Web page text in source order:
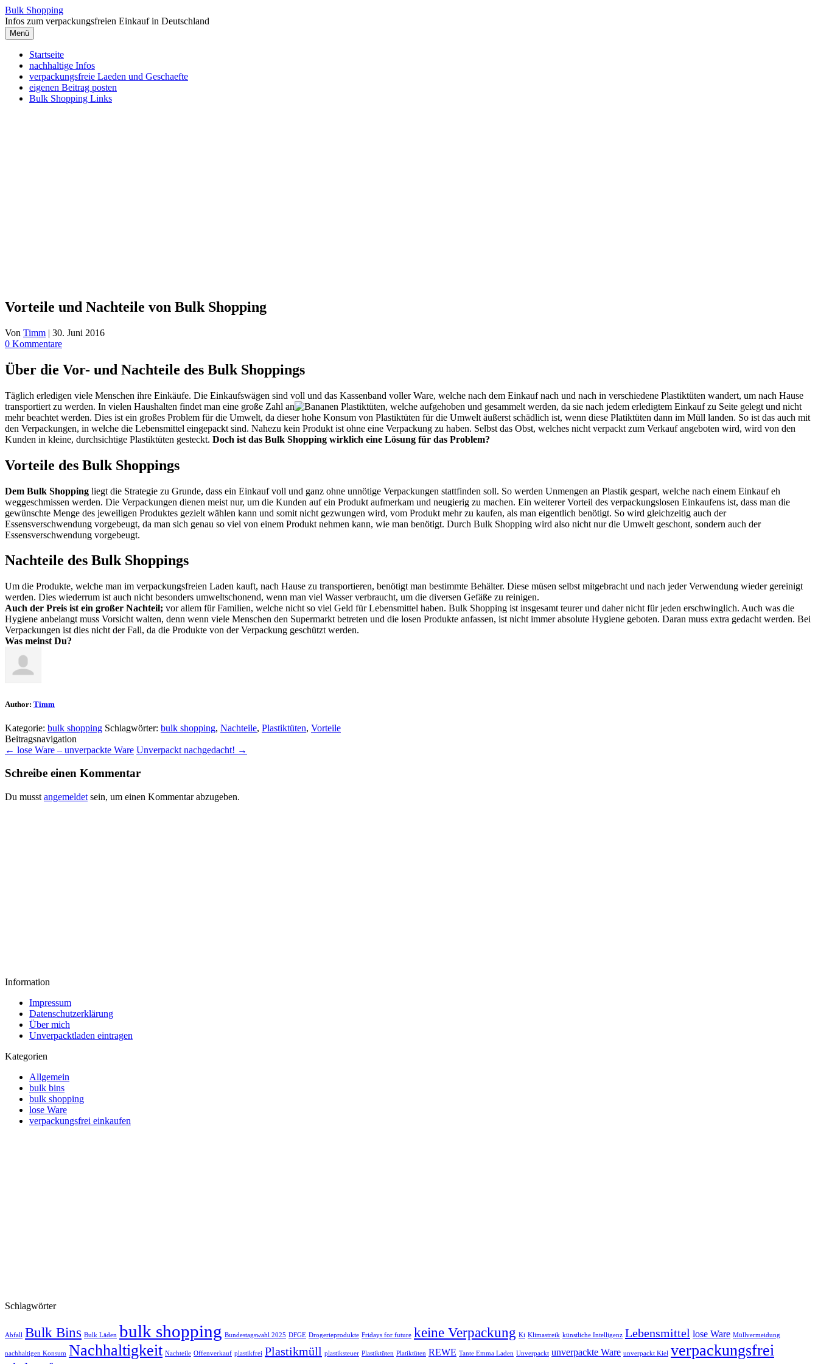
Zum
Inhalt
springen
Bulk Shopping
Infos zum verpackungsfreien Einkauf in Deutschland
Menü
Startseite
nachhaltige Infos
verpackungsfreie Laeden und Geschaefte
eigenen Beitrag posten
Bulk Shopping Links
Vorteile und Nachteile von Bulk Shopping
Von Timm | 30. Juni 2016
0 Kommentare
Über die Vor- und Nachteile des Bulk Shoppings
Täglich erledigen viele Menschen ihre Einkäufe. Die Einkaufswägen sind voll und das Kassenband voller Ware, welche nach dem Einkauf nach und nach in verschiedene Plastiktüten wandert, um nach Hause
transportiert zu werden. In vielen Haushalten findet man eine große Zahl an
Plastiktüten, welche aufgehoben und gesammelt werden, da sie nach jedem erledigtem Einkauf zu Seite gelegt und nicht
mehr beachtet werden. Dies ist ein großes Problem für die Umwelt, da dieser hohe Konsum von Plastiktüten für die Umwelt äußerst schädlich ist, wenn diese Platiktüten dann im Müll landen. So ist das auch mit
den Verpackungen, in welche die Lebensmittel eingepackt sind. Nahezu kein Produkt ist ohne eine Verpackung zu haben. Selbst das Obst, welches nicht verpackt zum Verkauf angeboten wird, wird von den
Kunden in kleine, durchsichtige Plastiktüten gesteckt. Doch ist das Bulk Shopping wirklich eine Lösung für das Problem?
Vorteile des Bulk Shoppings
Dem Bulk Shopping liegt die Strategie zu Grunde, dass ein Einkauf voll und ganz ohne unnötige Verpackungen stattfinden soll. So werden Unmengen an Plastik gespart, welche nach einem Einkauf eh
weggeschmissen werden. Die Verpackungen dienen meist nur, um die Kunden auf ein Produkt aufmerkam und neugierig zu machen. Ein weiterer Vorteil des verpackungslosen Einkaufens ist, dass man die
gewünschte Menge des jeweiligen Produktes gezielt wählen kann und somit nicht gezwungen wird, vom Produkt mehr zu kaufen, als man eigentlich benötigt. So wird gleichzeitig auch der
Essensverschwendung vorgebeugt, da man sich genau so viel von einem Produkt nehmen kann, wie man benötigt. Durch Bulk Shopping wird also nicht nur die Umwelt geschont, sondern auch der
Essensverschwendung vorgebeugt.
Nachteile des Bulk Shoppings
Um die Produkte, welche man im verpackungsfreien Laden kauft, nach Hause zu transportieren, benötigt man bestimmte Behälter. Diese müsen selbst mitgebracht und nach jeder Verwendung wieder gereinigt
werden. Dies wiederrum ist auch nicht besonders umweltschonend, wenn man viel Wasser verbraucht, um die diversen Gefäße zu reinigen.
Auch der Preis ist ein großer Nachteil; vor allem für Familien, welche nicht so viel Geld für Lebensmittel haben. Bulk Shopping ist insgesamt teurer und daher nicht für jeden erschwinglich. Auch was die
Hygiene anbelangt muss Vorsicht walten, denn wenn viele Menschen den Supermarkt betreten und die losen Produkte anfassen, ist nicht immer absolute Hygiene geboten. Daran muss extra gedacht werden. Bei
Verpackungen ist dies nicht der Fall, da die Produkte von der Verpackung geschützt werden.
Was meinst Du?
Author: Timm
Kategorie: bulk shopping Schlagwörter: bulk shopping, Nachteile, Plastiktüten, Vorteile
Beitragsnavigation
← lose Ware – unverpackte Ware Unverpackt nachgedacht! →
Schreibe einen Kommentar
Du musst angemeldet sein, um einen Kommentar abzugeben.
Information
Impressum
Datenschutzerklärung
Über mich
Unverpacktladen eintragen
Kategorien
Allgemein
bulk bins
bulk shopping
lose Ware
verpackungsfrei einkaufen
Schlagwörter
Abfall Bulk Bins Bulk Läden bulk shopping Bundestagswahl 2025 DFGE Drogerieprodukte Fridays for future keine Verpackung Ki Klimastreik künstliche Intelligenz Lebensmittel lose Ware Müllvermeidung
nachhaltigen Konsum Nachhaltigkeit Nachteile Offenverkauf plastikfrei Plastikmüll plastiksteuer Plastiktüten Platiktüten REWE Tante Emma Laden Unverpackt unverpackte Ware unverpackt Kiel verpackungsfrei